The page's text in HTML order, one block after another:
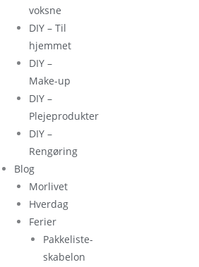
voksne
DIY – Til
hjemmet
DIY –
Make-up
DIY –
Plejeprodukter
DIY –
Rengøring
Blog
Morlivet
Hverdag
Ferier
Pakkeliste-
skabelon